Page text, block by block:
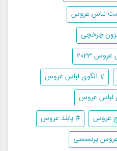
لباس عروس
چرخچی
2023
# الگوی لباس عروس
لباس عروس
عروس
# پابند عروس
پرنسسی